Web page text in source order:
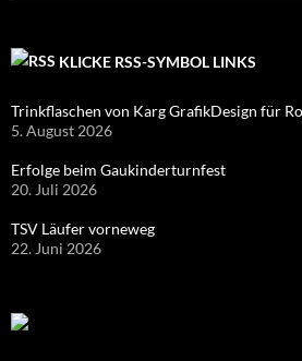
KLICKE RSS-SYMBOL LINKS
Trinkflaschen von Karg GrafikDesign für
5. August 2026
Erfolge beim Gaukinderturnfest
20. Juli 2026
TSV Läufer vorneweg
22. Juni 2026